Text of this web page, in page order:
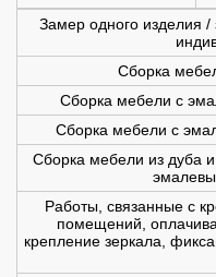
Замер одного изделия /
Сборка
Сборка мебели с
Сборка мебели с
Сборка мебели из дуба
Работы, связанные с
помещений,
крепление зеркала,